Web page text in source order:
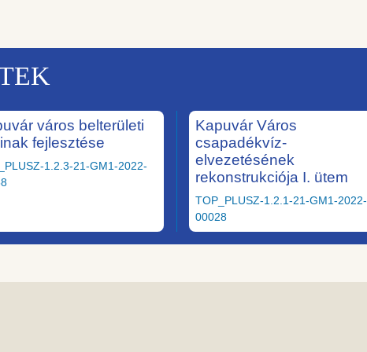
város belterületi
fejlesztése
1.2.3-21-GM1-2022-
Kapuvár Város
csapadékvíz-
elvezetésének
rekonstrukciója I. ütem
TOP_PLUSZ-1.2.1-21-GM1-2022-
00028